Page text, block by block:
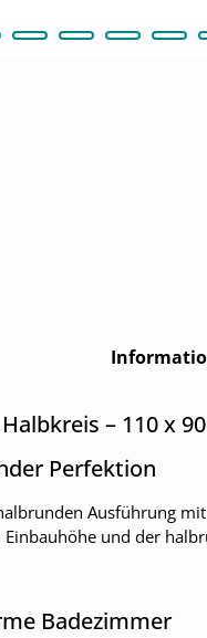
– 110 x
Perfektion
Ausführung
Einbauhöhe und der
Badezimmer